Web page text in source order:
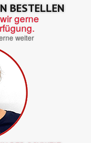
BESTELLEN
gerne
weiter